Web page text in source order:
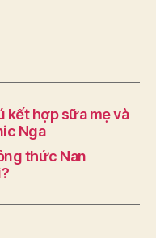
kết hợp sữa mẹ và
Nga
thức Nan